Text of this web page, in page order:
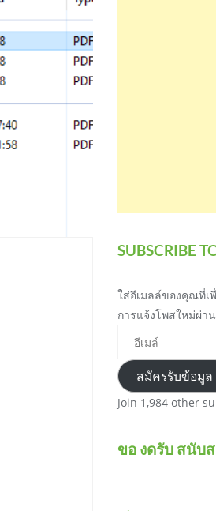
SUBSCRIBE
ใส่อีเมลล์ของคุณที่เ
การแจ้งโพสใหม่ผ่า
อีเมล์
สมัครรับข้อมูล
Join 1,984 other
ขอ งดรับ สนับ